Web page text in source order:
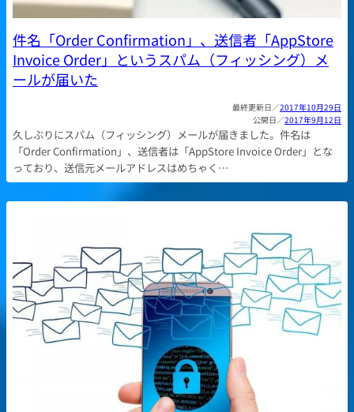
件名「Order Confirmation」、送信者「AppStore
Invoice Order」というスパム（フィッシング）メ
ールが届いた
2017年10月29日
2017年9月12日
久しぶりにスパム（フィッシング）メールが届きました。件名は
「Order Confirmation」、送信者は「AppStore Invoice Order」とな
っており、送信元メールアドレスはめちゃく…